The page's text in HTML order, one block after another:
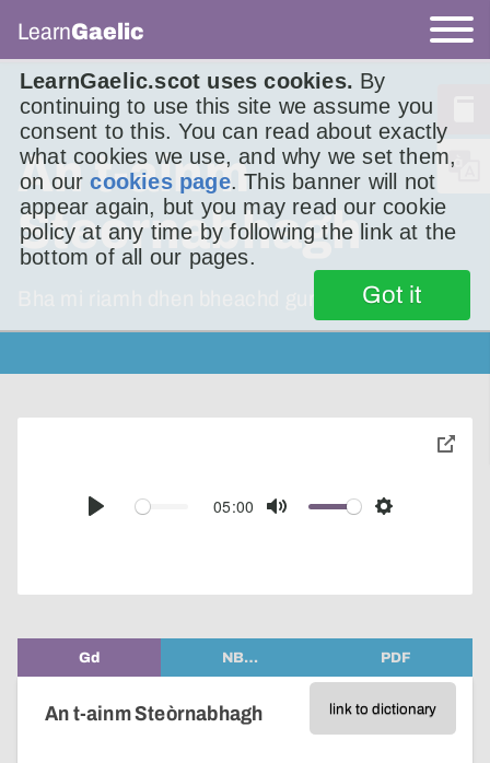
LearnGaelic.scot uses cookies. By
continuing to use this site we assume you
consent to this. You can read about exactly
what cookies we use, and why we set them,
on ourcookies page. This banner will not
appear again, but you may read our cookie
policy at any time by following the link at the
bottom of all our pages.
Got it
LearnGaelic
An t-ainm
Steòrnabhagh
Bha mi riamh dhen bheachd gur e ainm snog a
Play
05:00
Mute Settings
toggle
Gd NB… PDF
link to dictionary
An t-ainm Steòrnabhagh